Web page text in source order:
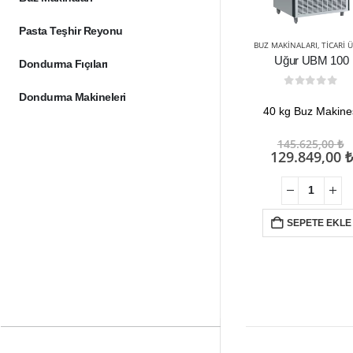
BUZ MAKINALARI TICARI
Uğur UBM 100
40 kg Buz
145.625,00₺
129.849,00 ₺
SEPETE EKLE
Pasta Teşhir Reyonu
Dondurma Fıçıları
Dondurma Makineleri